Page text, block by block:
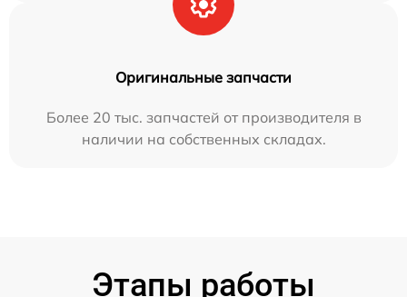
Оригинальные запчасти
Более 20 тыс. запчастей от производителя в
наличии на собственных складах.
Этапы работы